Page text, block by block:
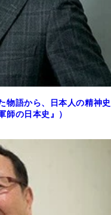
物語から、日本人の精神史
師の日本史』）